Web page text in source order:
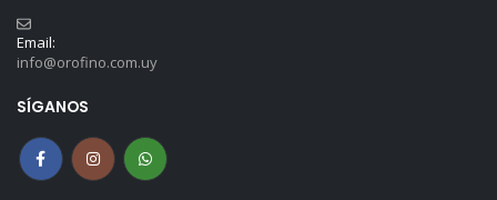
Email:
info@orofino.com.uy
SÍGANOS